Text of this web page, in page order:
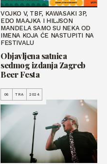
VOJKO V, TBF, KAWASAKI 3P,
EDO MAAJKA I HILJSON
MANDELA SAMO SU NEKA OD
IMENA KOJA ĆE NASTUPITI NA
FESTIVALU
Objavljena satnica
sedmog izdanja Zagreb
Beer Festa
06 TRA 2024